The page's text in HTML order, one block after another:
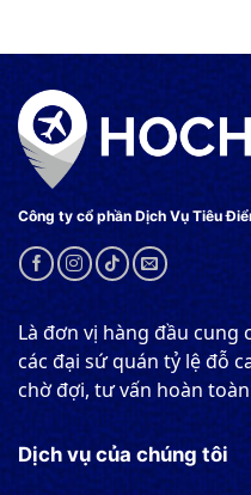
Công ty cổ phần Dịch Vụ Tiêu
Là đơn vị hàng đầu cung
các đại sứ quán tỷ lệ đỗ
chờ đợi, tư vấn hoàn
Dịch vụ của chúng tôi